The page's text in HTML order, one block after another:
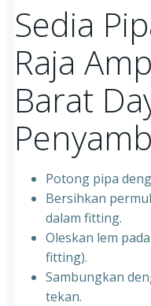
Sedia
Raja
Barat
Potong pipa
Bersihkan
dalam fitting.
Oleskan lem
fitting).
Sambungkan
tekan.